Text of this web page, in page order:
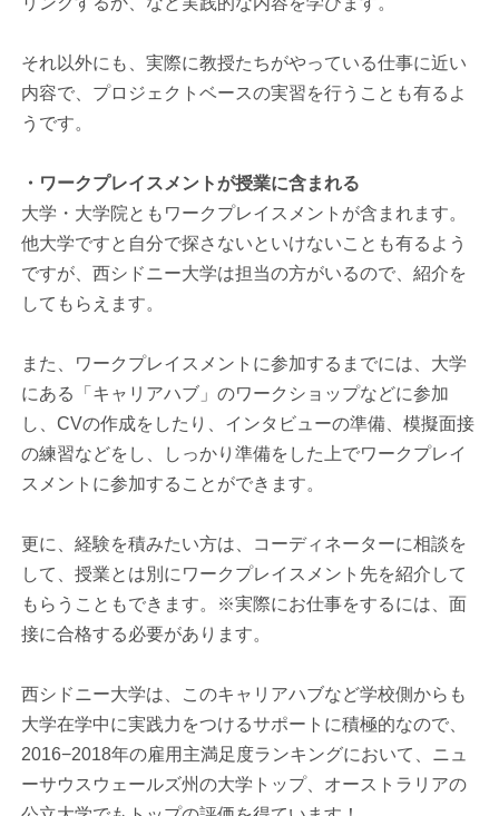
それ以外にも、実際に教授たちがやっている仕事に近い
内容で、プロジェクトベースの実習を行うことも有るよ
うです。
・ワークプレイスメントが授業に含まれる
大学・大学院ともワークプレイスメントが含まれます。
他大学ですと自分で探さないといけないことも有るよう
ですが、西シドニー大学は担当の方がいるので、紹介を
してもらえます。
また、ワークプレイスメントに参加するまでには、大学
にある「キャリアハブ」のワークショップなどに参加
し、CVの作成をしたり、インタビューの準備、模擬面接
の練習などをし、しっかり準備をした上でワークプレイ
スメントに参加することができます。
更に、経験を積みたい方は、コーディネーターに相談を
して、授業とは別にワークプレイスメント先を紹介して
もらうこともできます。※実際にお仕事をするには、面
接に合格する必要があります。
西シドニー大学は、このキャリアハブなど学校側からも
大学在学中に実践力をつけるサポートに積極的なので、
2016−2018年の雇用主満足度ランキングにおいて、ニュ
ーサウスウェールズ州の大学トップ、オーストラリアの